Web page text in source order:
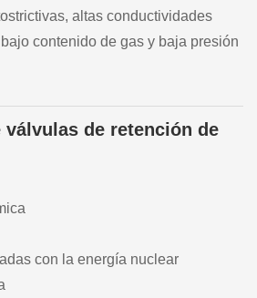
altas conductividades
contenido de gas y baja presión
de retención de
con la energía nuclear